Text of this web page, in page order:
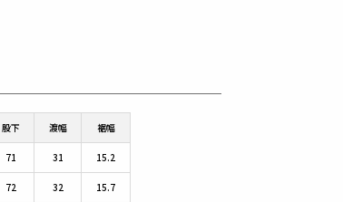
股下 渡幅 裾幅
71 31 15.2
72 32 15.7